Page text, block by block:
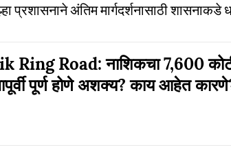
प्रशासनाने अंतिम मार्गदर्शनासाठी
Ring Road: नाशिकचा 7,600
पूर्ण होणे अशक्य? काय आहेत